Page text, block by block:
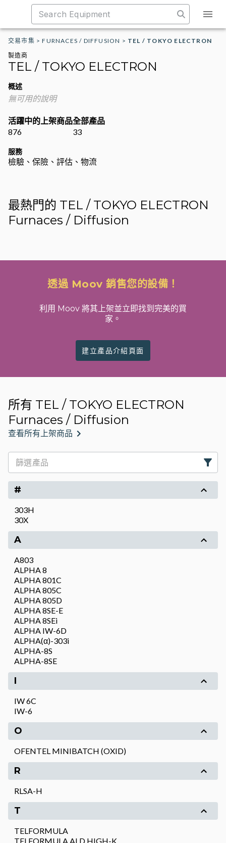
交易市集 >FURNACES / DIFFUSION > TEL / TOKYO ELECTRON
製造商
TEL / TOKYO ELECTRON
概述
無可用的說明
活躍中的上架商品
876
全部產品
33
服務
檢驗、保險、評估、物流
最熱門的 TEL / TOKYO ELECTRON
Furnaces / Diffusion
透過 Moov 銷售您的設備！
利用 Moov 將其上架並立即找到完美的買
家。
建立產品介紹頁面
所有 TEL / TOKYO ELECTRON
Furnaces / Diffusion
查看所有上架商品
#
303H
30X
A
A803
ALPHA 8
ALPHA 801C
ALPHA 805C
ALPHA 805D
ALPHA 8SE-E
ALPHA 8SEi
ALPHA IW-6D
ALPHA(α)-303i
ALPHA-8S
ALPHA-8SE
I
IW 6C
IW-6
O
OFENTEL MINIBATCH (OXID)
R
RLSA-H
T
TELFORMULA
TELFORMULA ALD HIGH-K